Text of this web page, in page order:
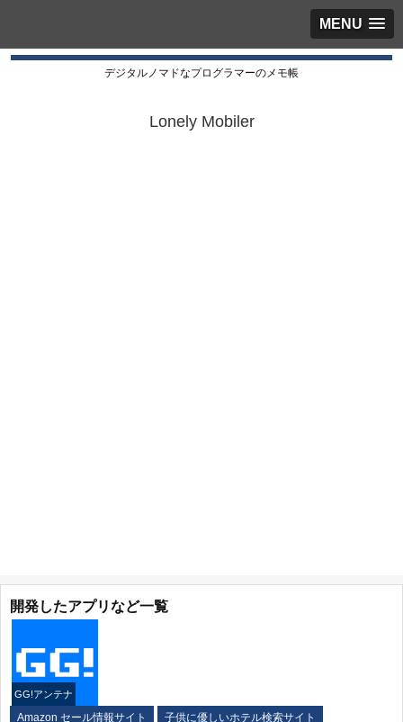
MENU
デジタルノマドなプログラマーのメモ帳
Lonely Mobiler
開発したアプリなど一覧
GG!アンテナ
Amazon セール情報サイト 子供に優しいホテル検索サイト